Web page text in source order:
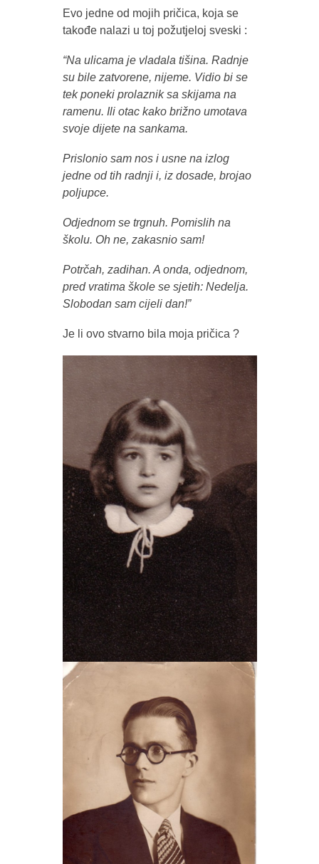
Evo jedne od mojih pričica, koja se
takođe nalazi u toj požutjeloj sveski :
“Na ulicama je vladala tišina. Radnje
su bile zatvorene, nijeme. Vidio bi se
tek poneki prolaznik sa skijama na
ramenu. Ili otac kako brižno umotava
svoje dijete na sankama.
Prislonio sam nos i usne na izlog
jedne od tih radnji i, iz dosade, brojao
poljupce.
Odjednom se trgnuh. Pomislih na
školu. Oh ne, zakasnio sam!
Potrčah, zadihan. A onda, odjednom,
pred vratima škole se sjetih: Nedelja.
Slobodan sam cijeli dan!”
Je li ovo stvarno bila moja pričica ?